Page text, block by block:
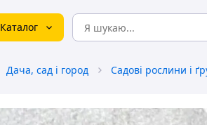
Каталог
Дача, сад і город Садові рослини і